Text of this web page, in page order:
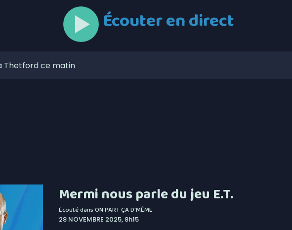
Écouter en direct
Thetford ce matin
l’Unicanvas ce weekend
à Thetford au cours des prochains jours
les dépenses de Christine Fréchette
de l’Opération nationale concertée en sécurité
Frontenac au pas de campagne
Mermi nous parle du jeu E.T.
Écouté dansON PART ÇA D'MÊME
28 NOVEMBRE 2025, 8h15